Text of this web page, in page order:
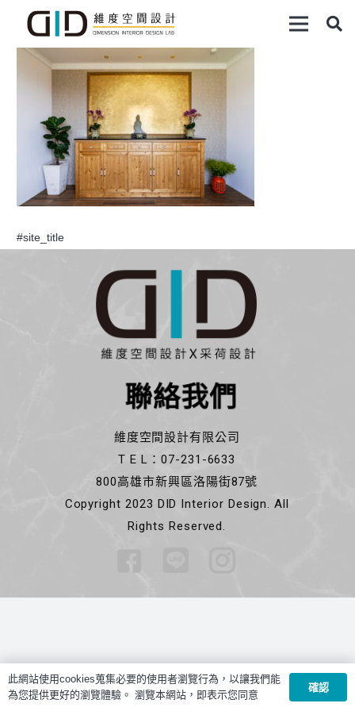
#site_title
聯絡我們
維度空間設計有限公司
T E L：07-231-6633
800高雄市新興區洛陽街87號
Copyright 2023 DID Interior Design. All
Rights Reserved.
此網站使用cookies蒐集必要的使用者瀏覽行為，以讓我們能
為您提供更好的瀏覽體驗。 瀏覽本網站，即表示您同意
確認